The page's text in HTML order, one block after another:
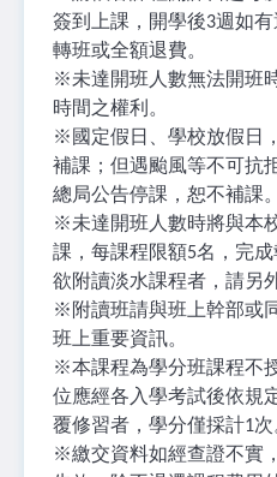
簽到上課，開學後3週如
轉班或全額退費。
※未達開班人數無法開班
時間之權利。
※ 國定假日、學校放假日
補課；但遇颱風等不可抗
總局公告停課，恕不補課。
※未達開班人數時將與本
課，每課程限額5名，完成
欲附讀淡水課程者，請另
※ 附讀班請與班上幹部或
班上重要資訊。
※本課程為學分班課程不
位應經各入學考試後依規
覆修習者，學分僅採計1次
※繳交資料如經查證不實